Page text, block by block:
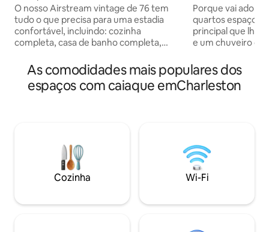
centro e Folly
O nosso Airstream vintage de 76 tem
tudo o que precisa para uma estadia
confortável, incluindo: cozinha
completa, casa de banho completa,
aquecedor de água sem tanque, Smart
TV, Wi-Fi, colchões de espuma de
memória e muito mais! Situado ao lado
Charleston, estamos numa localização
ideal. *Tenha em atenção que este
alojamento tem capacidade para um
máximo de 2 adultos. O quintal é
de estimação ou de serviço.
varanda vedada
Porque vai adorar o
quartos
principal que lhe
e um chuveiro
alpendre com
churrasqueira no
selva com um
grupo. O melhor
minutos do
da praia.
areia e depois
As comodidades mais populares dos
espaços com caiaque emCharleston
Cozinha Wi-Fi